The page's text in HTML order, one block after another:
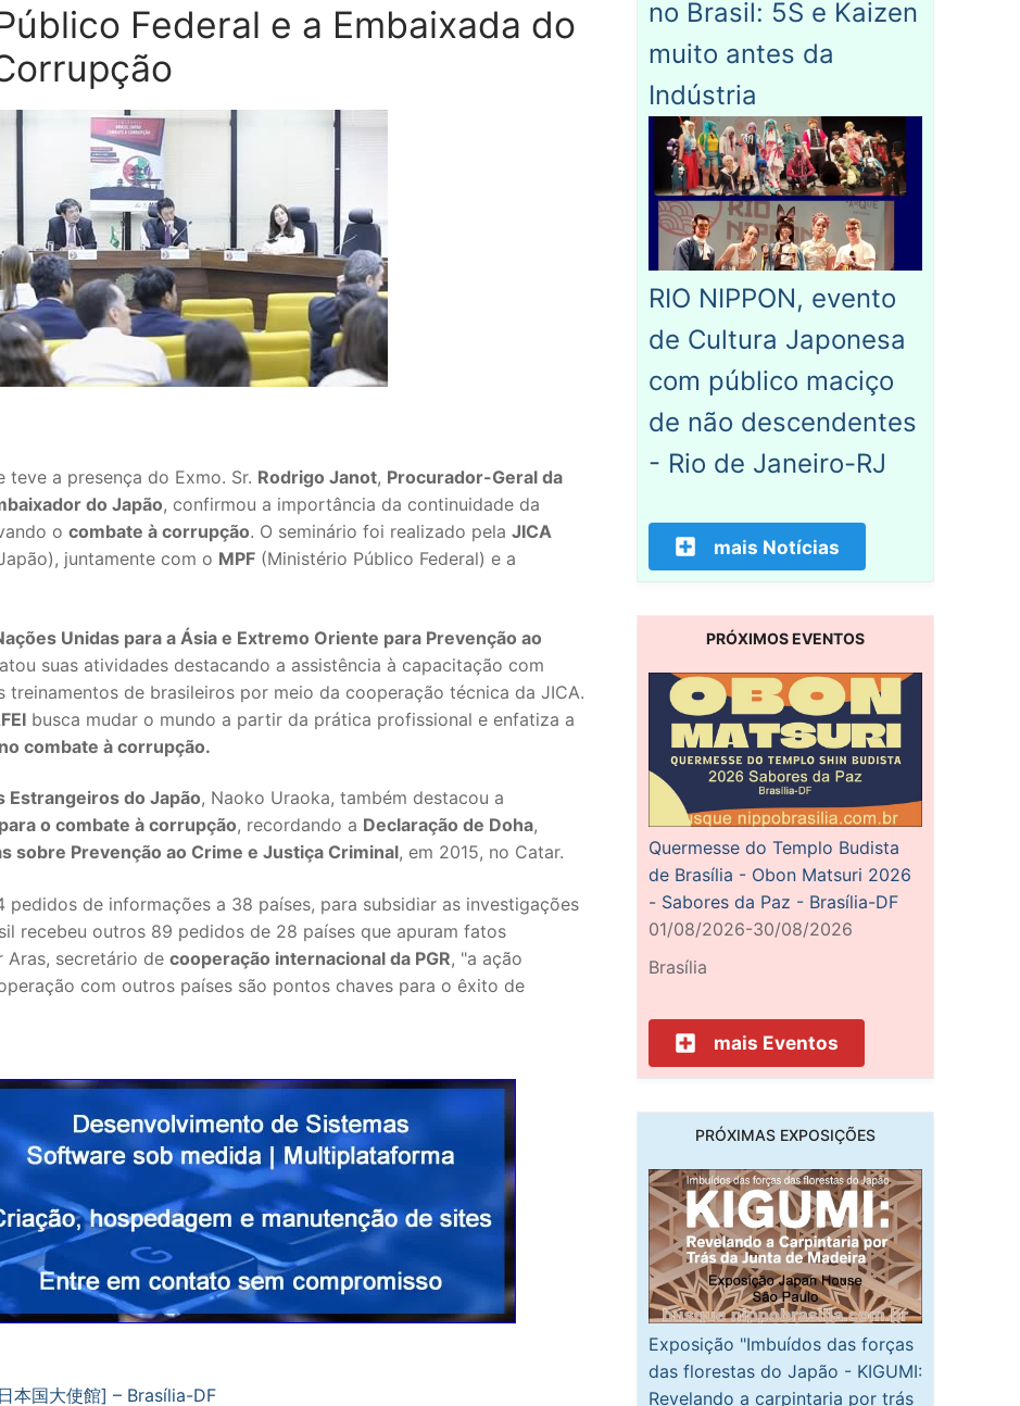
Federal e a Embaixada do
teve a presença do Exmo. Sr. Rodrigo Janot, Procurador-Geral da
do Japão, confirmou a importância da continuidade da
o combate à corrupção. O seminário foi realizado pela JICA
juntamente com o MPF (Ministério Público Federal) e a
Unidas para a Ásia e Extremo Oriente para Prevenção ao
suas atividades destacando a assistência à capacitação com
de brasileiros por meio da cooperação técnica da JICA.
busca mudar o mundo a partir da prática profissional e enfatiza a
combate à corrupção.
Estrangeiros do Japão, Naoko Uraoka, também destacou a
o combate à corrupção, recordando a Declaração de Doha,
sobre Prevenção ao Crime e Justiça Criminal, em 2015, no Catar.
pedidos de informações a 38 países, para subsidiar as investigações
recebeu outros 89 pedidos de 28 países que apuram fatos
Aras, secretário de cooperação internacional da PGR, "a ação
com outros países são pontos chaves para o êxito de
本国大使館] – Brasília-DF
no Brasil: 5S e Kaizen
muito antes da
Indústria
RIO NIPPON, evento
de Cultura Japonesa
com público maciço
de não descendentes
- Rio de Janeiro-RJ
mais Notícias
PRÓXIMOS EVENTOS
Quermesse do Templo Budista
de Brasília - Obon Matsuri 2026
- Sabores da Paz - Brasília-DF
01/08/2026-30/08/2026
Brasília
mais Eventos
PRÓXIMAS EXPOSIÇÕES
Exposição "Imbuídos das forças
das florestas do Japão - KIGUMI:
Revelando a carpintaria por trás